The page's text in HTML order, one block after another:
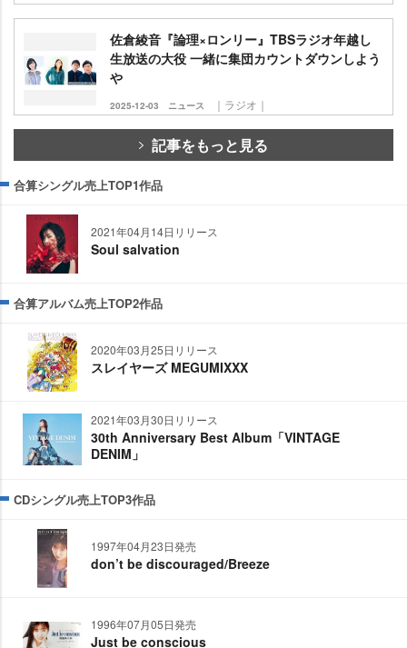
佐倉綾音『論理×ロンリー』TBSラジオ年越し
生放送の大役 一緒に集団カウントダウンしよう
2025-12-03 ニュース ｜ラジオ｜
記事をもっと見る
合算シングル売上TOP1作品
2021年04月14日リリース
Soul salvation
合算アルバム売上TOP2作品
2020年03月25日リリース
スレイヤーズ MEGUMIXXX
2021年03月30日リリース
30th Anniversary Best Album「VINTAGE
DENIM」
CDシングル売上TOP3作品
1997年04月23日発売
don’t be discouraged/Breeze
1996年07月05日発売
Just be conscious